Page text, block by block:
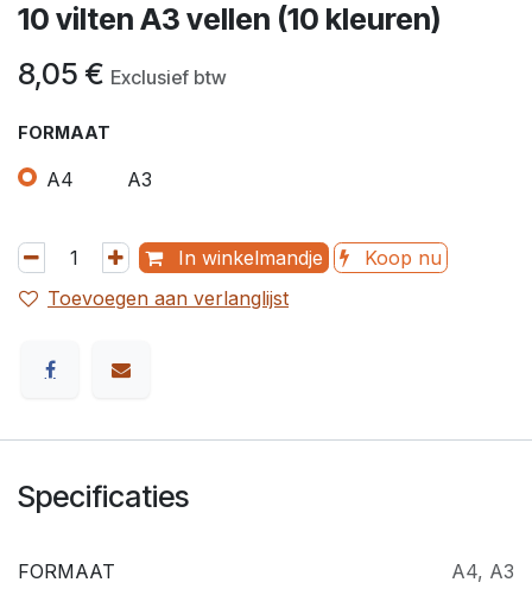
10 vilten A3 vellen (10 kleuren)
8,05 € Exclusief btw
FORMAAT
A4 A3
In winkelmandje
Koop nu
Toevoegen aan verlanglijst
Specificaties
FORMAAT A4, A3